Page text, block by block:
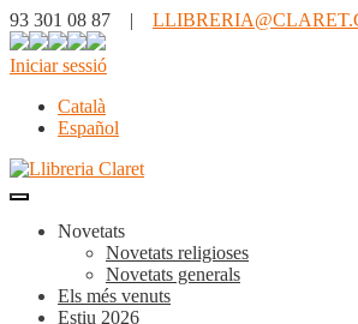
93 301 08 87 |
Iniciar sessió
Català
Español
Novetats
Novetats religioses
Novetats generals
Els més venuts
Estiu 2026